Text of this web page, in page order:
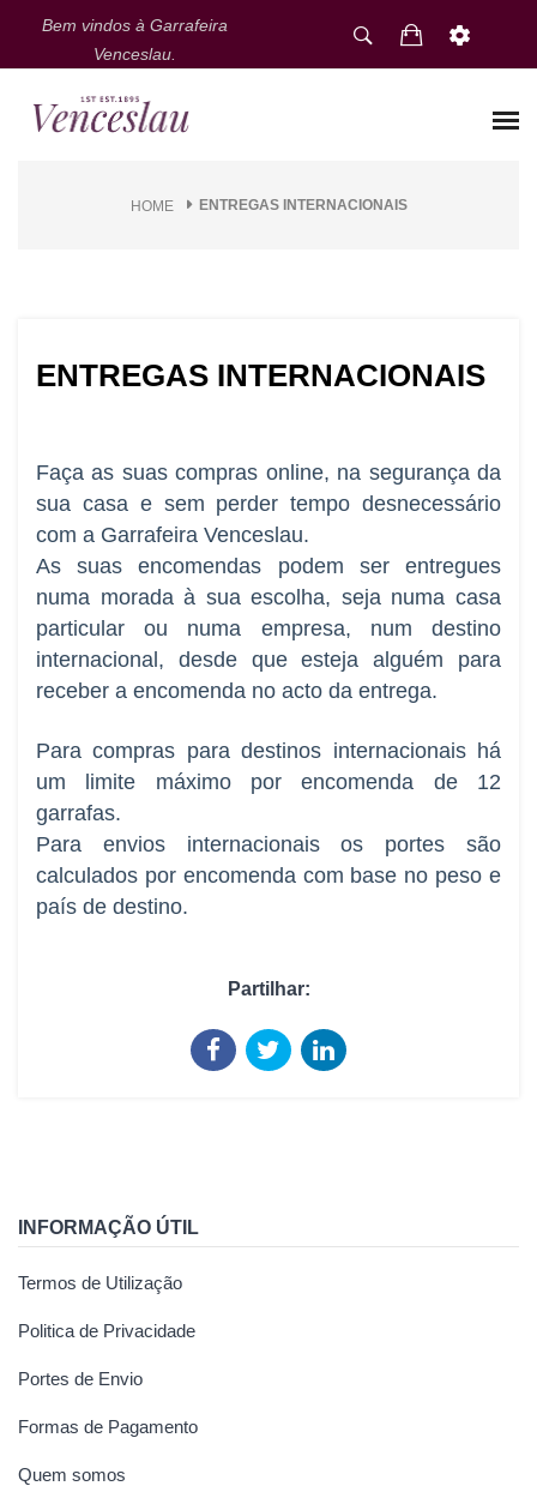
Bem vindos à Garrafeira
Venceslau.
HOME ENTREGAS INTERNACIONAIS
INFORMAÇÃO ÚTIL
Termos de Utilização
Politica de Privacidade
Portes de Envio
Formas de Pagamento
Quem somos
ENTREGAS INTERNACIONAIS
Faça as suas compras online, na segurança da
sua casa e sem perder tempo desnecessário
com a Garrafeira Venceslau.
As suas encomendas podem ser entregues
numa morada à sua escolha, seja numa casa
particular ou numa empresa, num destino
internacional, desde que esteja alguém para
receber a encomenda no acto da entrega.
Para compras para destinos internacionais há
um limite máximo por encomenda de 12
garrafas.
Para envios internacionais os portes são
calculados por encomenda com base no peso e
país de destino.
Partilhar: